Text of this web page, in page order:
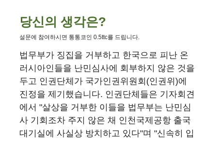
당신의 생각은?
설문에 참여하시면 통통코인 0.5ttc를 드립니다.
법무부가 징집을 거부하고 한국으로 피난 온
러시아인들을 난민심사에 회부하지 않은 것을
두고 인권단체가 국가인권위원회(인권위)에
진정을 제기했습니다. 인권단체들은 기자회견
에서 "살상을 거부한 이들을 법무부는 난민심
사 기회조차 주지 않은 채 인천국제공항 출국
대기실에 사실상 방치하고 있다"며 "신속히 입